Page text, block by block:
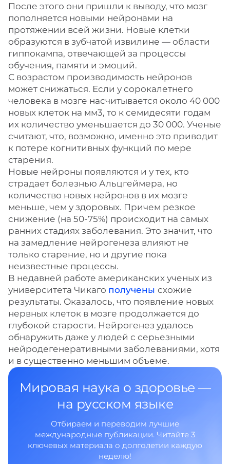
После этого они пришли к выводу, что мозг
пополняется новыми нейронами на
протяжении всей жизни. Новые клетки
образуются в зубчатой извилине — области
гиппокампа, отвечающей за процессы
обучения, памяти и эмоций.
С возрастом производимость нейронов
может снижаться. Если у сорокалетнего
человека в мозге насчитывается около 40 000
новых клеток на мм3, то к семидесяти годам
их количество уменьшается до 30 000. Ученые
считают, что, возможно, именно это приводит
к потере когнитивных функций по мере
старения.
Новые нейроны появляются и у тех, кто
страдает болезнью Альцгеймера, но
количество новых нейронов в их мозге
меньше, чем у здоровых. Причем резкое
снижение (на 50-75%) происходит на самых
ранних стадиях заболевания. Это значит, что
на замедление нейрогенеза влияют не
только старение, но и другие пока
неизвестные процессы.
В недавней работе американских ученых из
университета Чикаго получены схожие
результаты. Оказалось, что появление новых
нервных клеток в мозге продолжается до
глубокой старости. Нейрогенез удалось
обнаружить даже у людей с серьезными
нейродегенеративными заболеваниями, хотя
и в существенно меньшим объеме.
Мировая наука о здоровье —
на русском языке
Отбираем и переводим лучшие
международные публикации. Читайте 3
ключевых материала о долголетии каждую
неделю!